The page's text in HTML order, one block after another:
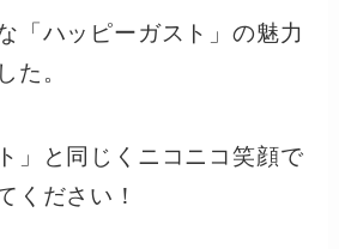
「ハッピーガスト」の魅力
た。
」と同じくニコニコ笑顔で
ください！